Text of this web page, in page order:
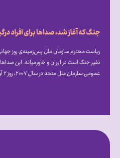
ریاست محترم سازمان ملل پس‌زمینه‌ی روز
عمومی سازمان ملل متحد در سال ۲۰۰۷، روز ۲ آوریل را به عنوان […]